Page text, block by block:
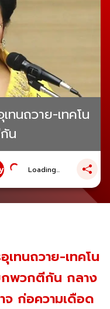
ทนถวาย-เทคโน
น
Loading...
เทนถวาย-เทคโน
พวกตีกัน กลาง
ก่อความเดือด